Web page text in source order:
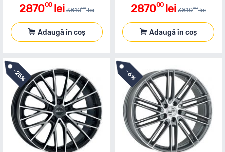
287000 lei 381000 lei
Adaugă în coș
287000 lei 381000 lei
Adaugă în coș
-25% -
6%